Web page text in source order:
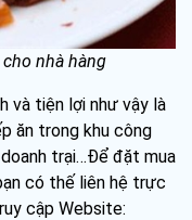
nhà hàng
và tiện lợi như vậy là
ăn trong khu công
trại…Để đặt mua
có thế liên hệ trực
cập Website: